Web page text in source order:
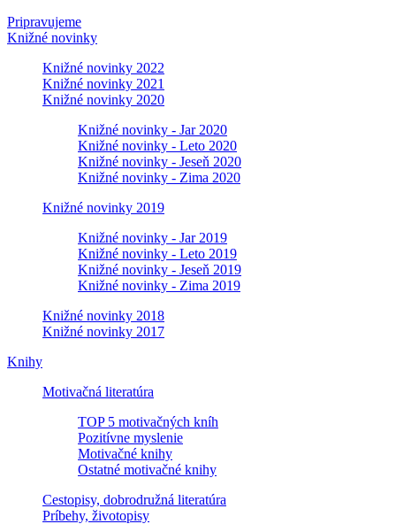
Pripravujeme
Knižné novinky
Knižné novinky 2022
Knižné novinky 2021
Knižné novinky 2020
Knižné novinky - Jar 2020
Knižné novinky - Leto 2020
Knižné novinky - Jeseň 2020
Knižné novinky - Zima 2020
Knižné novinky 2019
Knižné novinky - Jar 2019
Knižné novinky - Leto 2019
Knižné novinky - Jeseň 2019
Knižné novinky - Zima 2019
Knižné novinky 2018
Knižné novinky 2017
Knihy
Motivačná literatúra
TOP 5 motivačných kníh
Pozitívne myslenie
Motivačné knihy
Ostatné motivačné knihy
Cestopisy, dobrodružná literatúra
Príbehy, životopisy